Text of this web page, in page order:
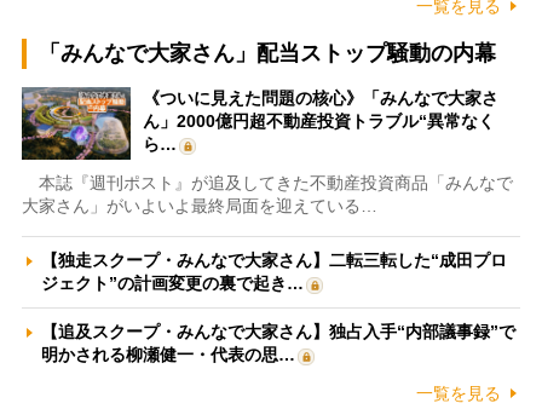
一覧を見る
「みんなで大家さん」配当ストップ騒動の内幕
《ついに見えた問題の核心》「みんなで大家さ
ん」2000億円超不動産投資トラブル“異常なく
ら…
本誌『週刊ポスト』が追及してきた不動産投資商品「みんなで
大家さん」がいよいよ最終局面を迎えている…
【独走スクープ・みんなで大家さん】二転三転した“成田プロ
ジェクト”の計画変更の裏で起き…
【追及スクープ・みんなで大家さん】独占入手“内部議事録”で
明かされる柳瀬健一・代表の思…
一覧を見る